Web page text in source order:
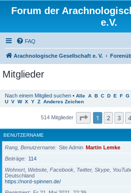
Forum der
e.V.
FAQ
Arachnologische Gesellschaft e. V.
Mitglieder
Nach einem Mitglied suchen • Alle A B C D E F G
U V W X Y Z Anderes Zeichen
514 Mitglieder Seite 1von 21
1 2 3 4
BENUTZERNAME
Rang, Benutzername Site Admin Martin Lemke
Beiträge
114
Wohnort, Website, Facebook, Twitter, Skype,
Deutschland
https://nord-spinnen.de/